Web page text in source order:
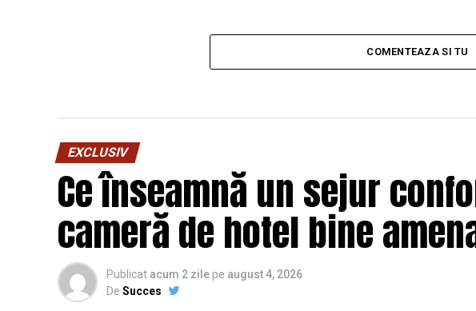
COMENTEAZA SI TU
EXCLUSIV
Ce înseamnă un sejur
cameră de hotel bine
Publicat acum 2 zile pe august 4, 2026
De Succes